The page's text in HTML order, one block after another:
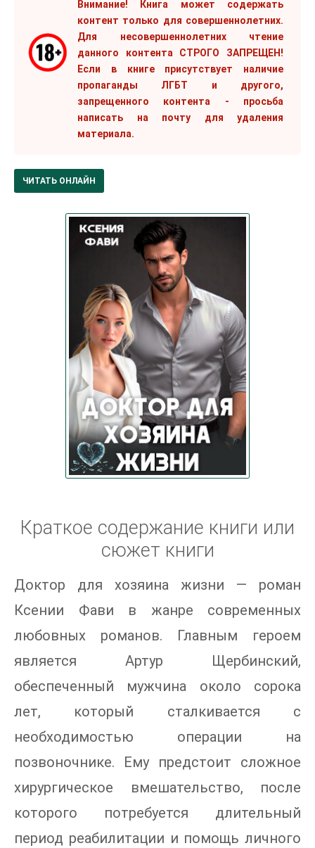
Внимание! Книга может содержать
контент только для совершеннолетних.
Для несовершеннолетних чтение
данного контента СТРОГО ЗАПРЕЩЕН!
Если в книге присутствует наличие
пропаганды ЛГБТ и другого,
запрещенного контента - просьба
написать на почту для удаления
материала.
ЧИТАТЬ ОНЛАЙН
Краткое содержание книги или
сюжет книги
Доктор для хозяина жизни — роман
Ксении Фави в жанре современных
любовных романов. Главным героем
является Артур Щербинский,
обеспеченный мужчина около сорока
лет, который сталкивается с
необходимостью операции на
позвоночнике. Ему предстоит сложное
хирургическое вмешательство, после
которого потребуется длительный
период реабилитации и помощь личного